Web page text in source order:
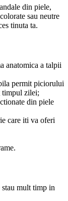
din piele,
sau neutre
tinuta ta.
anatomica a talpii
permit piciorului
timpul zilei;
din piele
care iti va oferi
mult timp in